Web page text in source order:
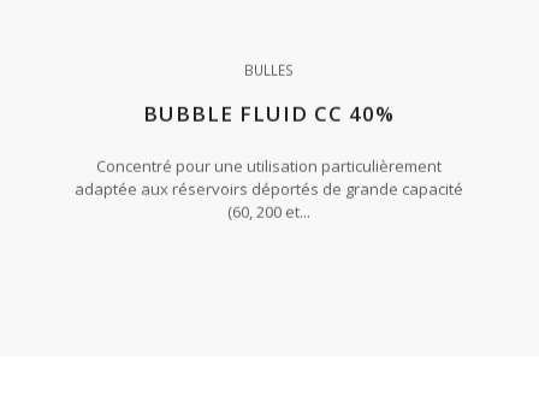
BULLES
BUBBLE FLUID CC 40%
Concentré pour une utilisation particulièrement
adaptée aux réservoirs déportés de grande capacité
(60, 200 et...